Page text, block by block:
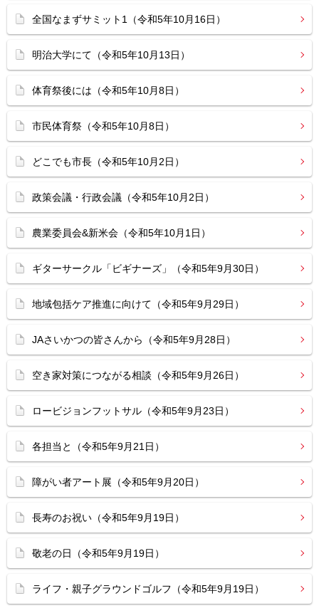
全国なまずサミット1（令和5年10月16日）
明治大学にて（令和5年10月13日）
体育祭後には（令和5年10月8日）
市民体育祭（令和5年10月8日）
どこでも市長（令和5年10月2日）
政策会議・行政会議（令和5年10月2日）
農業委員会&新米会（令和5年10月1日）
ギターサークル「ビギナーズ」（令和5年9月30日）
地域包括ケア推進に向けて（令和5年9月29日）
JAさいかつの皆さんから（令和5年9月28日）
空き家対策につながる相談（令和5年9月26日）
ロービジョンフットサル（令和5年9月23日）
各担当と（令和5年9月21日）
障がい者アート展（令和5年9月20日）
長寿のお祝い（令和5年9月19日）
敬老の日（令和5年9月19日）
ライフ・親子グラウンドゴルフ（令和5年9月19日）